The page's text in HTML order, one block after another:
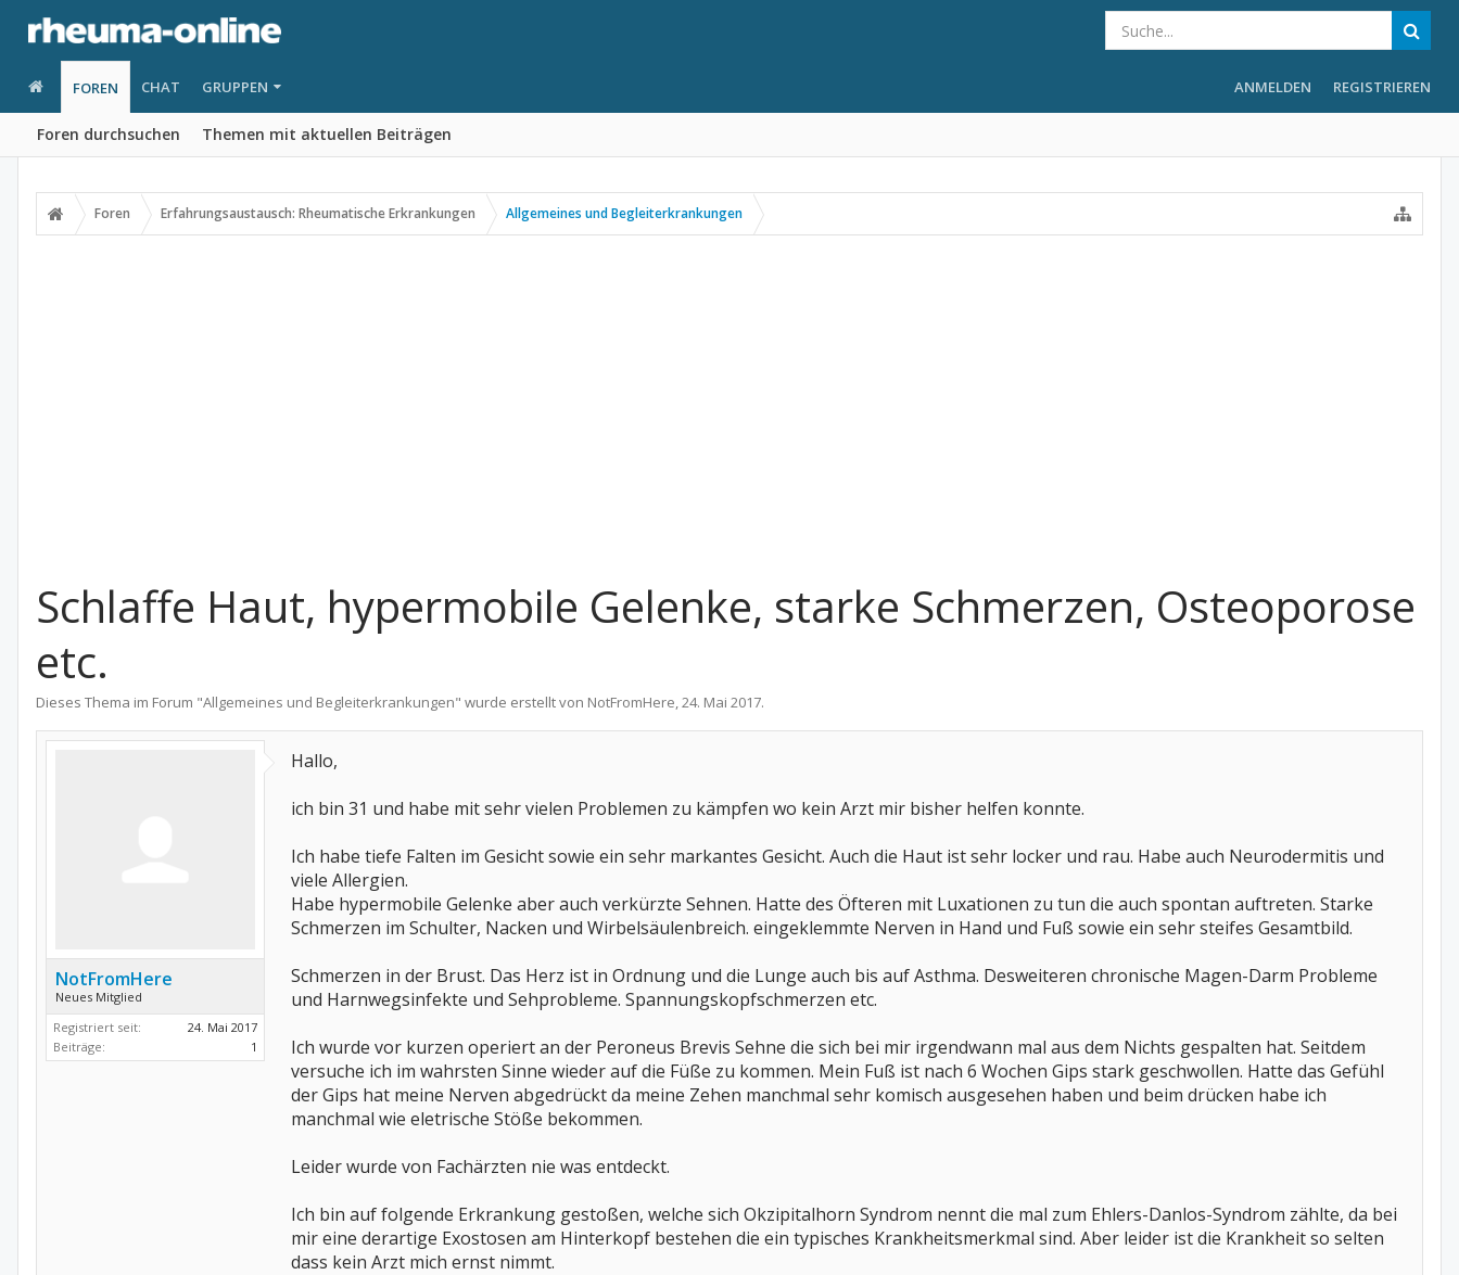
FOREN
Foren durchsuchen Themen mit aktuellen Beiträgen
CHAT GRUPPEN ANMELDEN REGISTRIEREN
Foren Erfahrungsaustausch: Rheumatische Erkrankungen Allgemeines und Begleiterkrankungen
Schlaffe Haut, hypermobile Gelenke, starke Schmerzen, Osteoporose
etc.
Dieses Thema im Forum "Allgemeines und Begleiterkrankungen" wurde erstellt von NotFromHere,24. Mai 2017.
NotFromHere
Neues Mitglied
Registriert seit:
24. Mai 2017
Beiträge:
1
Hallo,
ich bin 31 und habe mit sehr vielen Problemen zu kämpfen wo kein Arzt mir bisher helfen konnte.
Ich habe tiefe Falten im Gesicht sowie ein sehr markantes Gesicht. Auch die Haut ist sehr locker und rau. Habe auch Neurodermitis und
viele Allergien.
Habe hypermobile Gelenke aber auch verkürzte Sehnen. Hatte des Öfteren mit Luxationen zu tun die auch spontan auftreten. Starke
Schmerzen im Schulter, Nacken und Wirbelsäulenbreich. eingeklemmte Nerven in Hand und Fuß sowie ein sehr steifes Gesamtbild.
Schmerzen in der Brust. Das Herz ist in Ordnung und die Lunge auch bis auf Asthma. Desweiteren chronische Magen-Darm Probleme
und Harnwegsinfekte und Sehprobleme. Spannungskopfschmerzen etc.
Ich wurde vor kurzen operiert an der Peroneus Brevis Sehne die sich bei mir irgendwann mal aus dem Nichts gespalten hat. Seitdem
versuche ich im wahrsten Sinne wieder auf die Füße zu kommen. Mein Fuß ist nach 6 Wochen Gips stark geschwollen. Hatte das Gefühl
der Gips hat meine Nerven abgedrückt da meine Zehen manchmal sehr komisch ausgesehen haben und beim drücken habe ich
manchmal wie eletrische Stöße bekommen.
Leider wurde von Fachärzten nie was entdeckt.
Ich bin auf folgende Erkrankung gestoßen, welche sich Okzipitalhorn Syndrom nennt die mal zum Ehlers-Danlos-Syndrom zählte, da bei
mir eine derartige Exostosen am Hinterkopf bestehen die ein typisches Krankheitsmerkmal sind. Aber leider ist die Krankheit so selten
dass kein Arzt mich ernst nimmt.